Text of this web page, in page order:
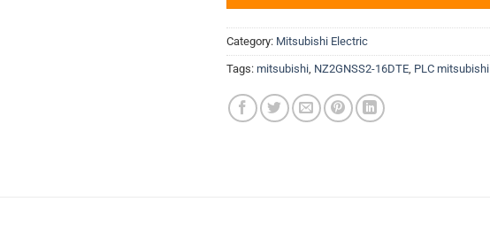
Category: Mitsubishi Electric
Tags: mitsubishi NZ2GNSS2-16DTE PLC mitsubishi